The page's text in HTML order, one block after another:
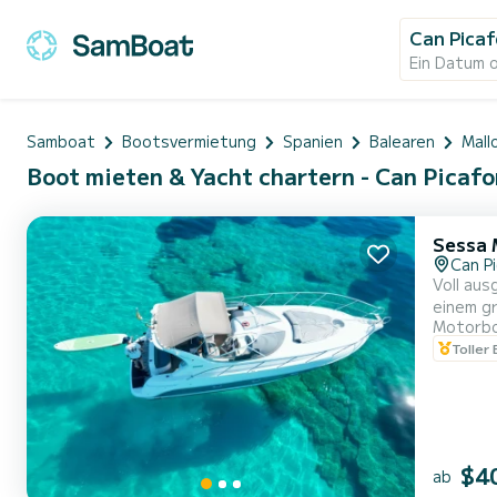
Can
Ein Datum
Samboat Bootsvermietung Spanien Balearen
Boot mieten & Yacht chartern - Can
Sessa
Can
Voll
einem
mit
Toller
ab